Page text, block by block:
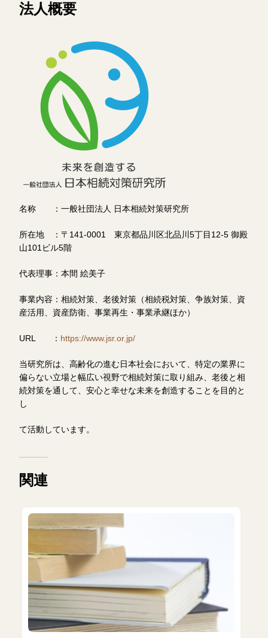
法人概要
名称 ：一般社団法人 日本相続対策研究所
所在地 ：〒141-0001 東京都品川区北品川5丁目12-5 御殿
山101ビル5階
代表理事：本間 絵美子
事業内容：相続対策、老後対策（相続税対策、争族対策、資
産活用、資産防衛、事業再生・事業承継ほか）
URL ： https://www.jsr.or.jp/
当研究所は、高齢化の進む日本社会において、特定の業界に
偏らない立場と幅広い視野で相続対策に取り組み、老後と相
続対策を通して、安心と幸せな未来を創造することを目的と
し
て活動しています。
関連